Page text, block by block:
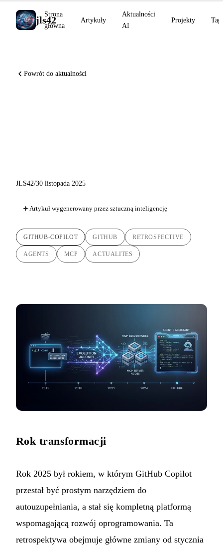
jls42
Strona
główna
Artykuły
Aktualności
AI
Projekty Tagi
Powrót do aktualności
JLS42/30 listopada 2025
Artykuł wygenerowany przez sztuczną inteligencję
GITHUB-COPILOT GITHUB RETROSPECTIVE
AGENTS MCP ACTUALITES
Rok transformacji
Rok 2025 był rokiem, w którym GitHub Copilot
przestał być prostym narzędziem do
autouzupełniania, a stał się kompletną platformą
wspomagającą rozwój oprogramowania. Ta
retrospektywa obejmuje główne zmiany od stycznia